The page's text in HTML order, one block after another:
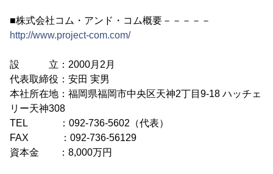
■株式会社コム・アンド・コム概要－－－－－
http://www.project-com.com/
設 立：2000月2月
代表取締役：安田 実男
本社所在地：福岡県福岡市中央区天神2丁目9-18 ハッチェ
リー天神308
TEL ：092-736-5602（代表）
FAX ：092-736-56129
資本金 ：8,000万円